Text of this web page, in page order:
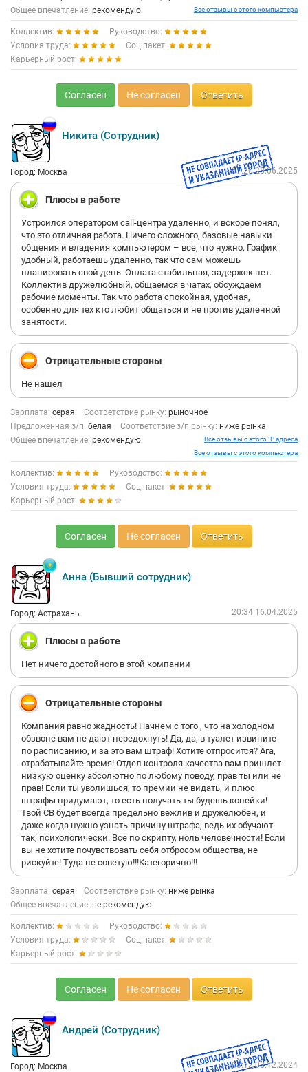
Общее впечатление: рекомендую Все отзывы с этого компьютера
Коллектив:
Руководство:
Условия труда:
Соц.пакет:
Карьерный рост:
Согласен Не согласен Ответить
Никита (Сотрудник)
Город: Москва 07:20 28.06.2025
Плюсы в работе
Устроился оператором call-центра удаленно, и вскоре понял,
что это отличная работа. Ничего сложного, базовые навыки
общения и владения компьютером – все, что нужно. График
удобный, работаешь удаленно, так что сам можешь
планировать свой день. Оплата стабильная, задержек нет.
Коллектив дружелюбный, общаемся в чатах, обсуждаем
рабочие моменты. Так что работа спокойная, удобная,
особенно для тех кто любит общаться и не против удаленной
занятости.
Отрицательные стороны
Не нашел
Зарплата: серая Соответствие рынку: рыночное
Предложенная з/п: белая Соответствие з/п рынку: ниже рынка
Общее впечатление: рекомендую
Все отзывы с этого IP адреса
Все отзывы с этого компьютера
Коллектив:
Руководство:
Условия труда:
Соц.пакет:
Карьерный рост:
Согласен Не согласен Ответить
Анна (Бывший сотрудник)
Город: Астрахань 20:34 16.04.2025
Плюсы в работе
Нет ничего достойного в этой компании
Отрицательные стороны
Компания равно жадность! Начнем с того , что на холодном
обзвоне вам не дают передохнуть! Да, да, в туалет извините
по расписанию, и за это вам штраф! Хотите отпросится? Ага,
отрабатывайте время! Отдел контроля качества вам пришлет
низкую оценку абсолютно по любому поводу, прав ты или не
прав! Если ты уволишься, то премии не видать, и плюс
штрафы придумают, то есть получать ты будешь копейки!
Твой СВ будет всегда предельно вежлив и дружелюбен, и
даже когда нужно узнать причину штрафа, ведь их обучают
так, психологически. Все по скрипту, ноль человечности! Если
вы не хотите почувствовать себя отбросом общества, не
рискуйте! Туда не советую!!!Категорично!!!
Зарплата: серая Соответствие рынку: ниже рынка
Общее впечатление: не рекомендую
Коллектив:
Руководство:
Условия труда:
Соц.пакет:
Карьерный рост:
Согласен Не согласен Ответить
Андрей (Сотрудник)
Город: Москва 08:12 08.12.2024